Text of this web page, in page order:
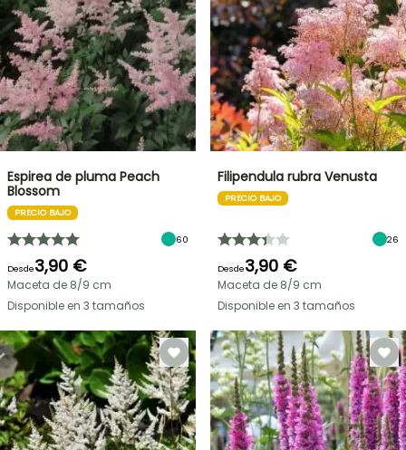
OFERTA
RELÁMPAGO
¡HASTA
UN
30
%
Espirea de pluma Peach
Blossom
PRECIO BAJO
60
Desde3,90 €
Maceta de 8/9 cm
Disponible en 3 tamaños
Filipendula rubra Venusta
PRECIO BAJO
26
Desde3,90 €
Maceta de 8/9 cm
Disponible en 3 tamaños